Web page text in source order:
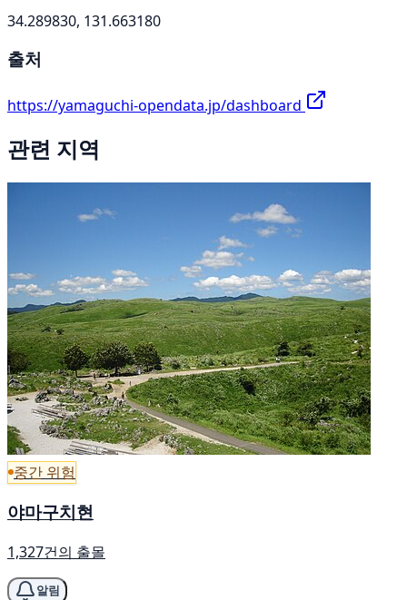
34.289830, 131.663180
출처
https://yamaguchi-opendata.jp/dashboard
관련 지역
중간 위험
야마구치현
1,327건의 출몰
알림